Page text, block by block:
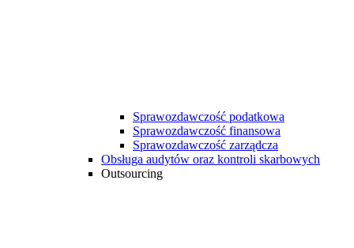
Sprawozdawczość podatkowa
Sprawozdawczość finansowa
Sprawozdawczość zarządcza
Obsługa audytów oraz kontroli skarbowych
Outsourcing